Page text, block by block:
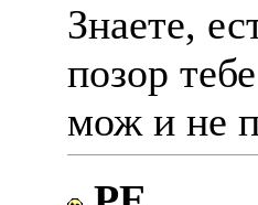
Знаете,
позор
мож и не